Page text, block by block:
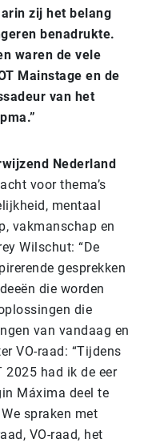
zij het belang
benadrukte.
waren de vele
Mainstage en de
van het
Nederland
voor thema’s
mentaal
vakmanschap en
Wilschut: “De
gesprekken
die worden
die
van vandaag en
VO-raad: “Tijdens
2025 had ik de eer
Máxima deel te
spraken met
VO-raad, het